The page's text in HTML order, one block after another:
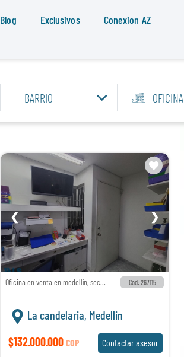
Blog Exclusivos Conexion AZ
BARRIO OFICINA
❮ ❯
Oficina en venta en medellín, sector la candelaria Cod: 267115
La candelaria, Medellin
$132.000.000 COP Contactar asesor